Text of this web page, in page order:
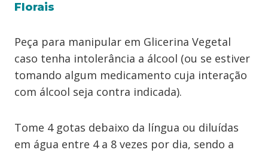
Florais
Peça para manipular em Glicerina Vegetal
caso tenha intolerância a álcool (ou se estiver
tomando algum medicamento cuja interação
com álcool seja contra indicada).
Tome 4 gotas debaixo da língua ou diluídas
em água entre 4 a 8 vezes por dia, sendo a